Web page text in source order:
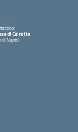
di Calcutta
di Napoli
iniziale della scuola